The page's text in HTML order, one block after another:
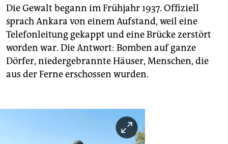
Die Gewalt begann im Frühjahr 1937. Offiziell
sprach Ankara von einem Aufstand, weil eine
Telefonleitung gekappt und eine Brücke zerstört
worden war. Die Antwort: Bomben auf ganze
Dörfer, niedergebrannte Häuser, Menschen, die
aus der Ferne erschossen wurden.